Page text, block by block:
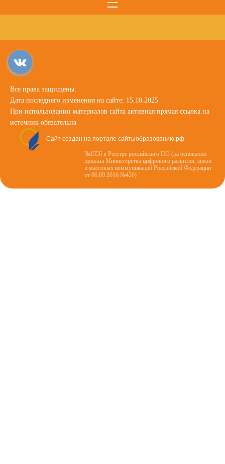
Все права защищены.
Дата последнего изменения на сайте: 15.10.2025
При использовании материалов сайта активная прямая ссылка на
источник обязательна
Сайт создан на портале сайтыобразованию.рф
№1556 в Реестре российского ПО (на основании
приказа Министерства цифрового развития, связи
и массовых коммуникаций Российской Федерации
от 06.09.2016 №426)